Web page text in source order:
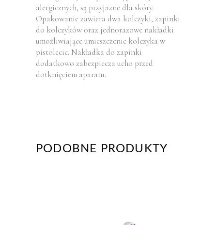
alergicznych, są przyjazne dla skóry.
Opakowanie zawiera dwa kolczyki, zapinki
do kolczyków oraz jednorazowe nakładki
umożliwiające umieszczenie kolczyka w
pistolecie. Nakładka do zapinki
dodatkowo zabezpiecza ucho przed
dotknięciem aparatu.
PODOBNE PRODUKTY